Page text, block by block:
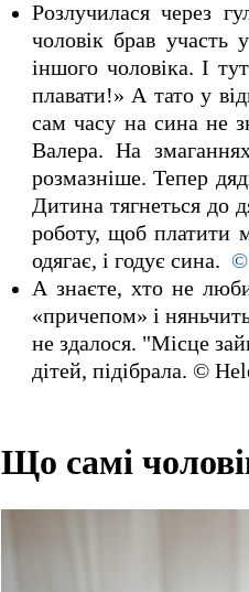
Розлучилася через
чоловік брав участь
іншого чоловіка. І
плавати!» А тато у
сам часу на сина не
Валера. На
розмазніше. Тепер
Дитина тягнеться до
роботу, щоб платити
одягає, і годує сина. ©
А знаєте, хто не
«причепом» і
не здалося. "Місце
дітей, підібрала. ©
Що самі